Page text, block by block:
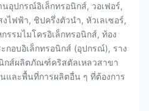
นอุปกรณ์อิเล็กทรอนิกส์, วอเฟอร์,
ไฟฟ้า, ชิปครึ่งตัวนํา, หัวเลเซอร์,
รมไมโครอิเล็กทรอนิกส์, ท้อง
กอบอิเล็กทรอนิกส์ (อุปกรณ์), ราง
กส์ผลิตภัณฑ์คริสตัลเหลวสาขา
และพื้นที่การผลิตอื่น ๆ ที่ต้องการ